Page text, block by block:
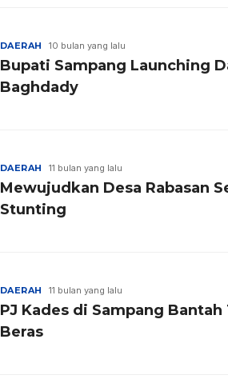
DAERAH 10 bulan yang lalu
Bupati Sampang Launching
Baghdady
DAERAH 11 bulan yang lalu
Mewujudkan Desa Rabasan
Stunting
DAERAH 11 bulan yang lalu
PJ Kades di Sampang
Beras